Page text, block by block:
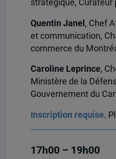
stratégique, Curateur
Quentin Janel , Chef
et communication,
commerce du
Caroline Leprince,
Ministère de la
Gouvernement du
Inscription requise.
17h00 – 19h00